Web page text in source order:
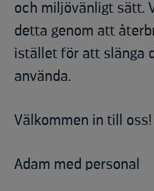
och miljövänligt sätt.
detta genom att
istället för att slänga
använda.
Välkommen in till oss!
Adam med personal